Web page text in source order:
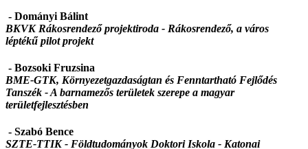
- Dományi Bálint
BKVK Rákosrendező projektiroda - Rákosrendező, a város
léptékű pilot projekt
- Bozsoki Fruzsina
BME-GTK, Környezetgazdaságtan és Fenntartható Fejlődés
Tanszék - A barnamezős területek szerepe a magyar
területfejlesztésben
- Szabó Bence
SZTE-TTIK - Földtudományok Doktori Iskola - Katonai